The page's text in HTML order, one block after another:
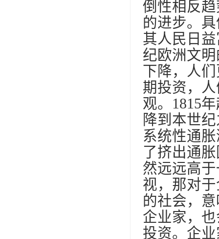
倒性相反
的进步。
其人民日
纪欧洲文
下降，人
期投资，
观。1815
降到本世
系统性通
了挤出通
然远远高
视，那对
的社会，
企业家，
投资。企